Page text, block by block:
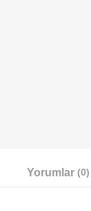
Yorumlar (0)